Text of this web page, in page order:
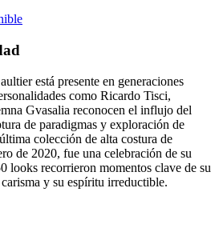
está presente en generaciones
como Ricardo Tisci,
Gvasalia reconocen el influjo del
de paradigmas y exploración de
colección de alta costura de
de 2020, fue una celebración de su
looks recorrieron momentos clave de su
y su espíritu irreductible.